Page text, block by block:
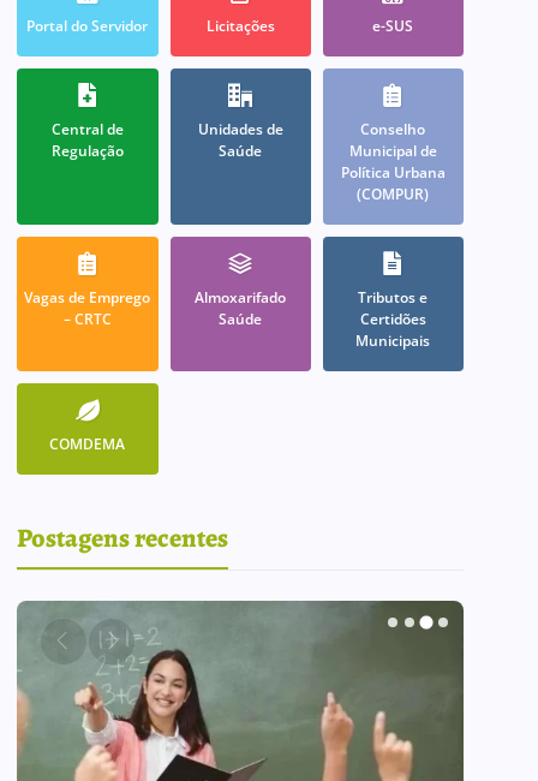
Portal do Servidor Licitações e-SUS
Central de
Regulação
Unidades de
Saúde
Conselho
Municipal de
Política Urbana
(COMPUR)
Vagas de Emprego
– CRTC
Almoxarifado
Saúde
Tributos e
Certidões
Municipais
COMDEMA
Postagens recentes